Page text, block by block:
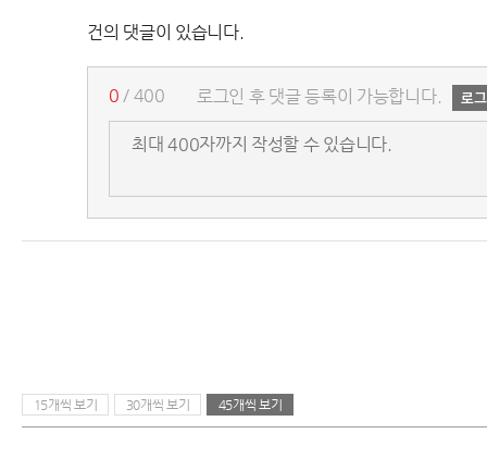
건의 댓글이 있습니다.
로그인 후 댓글 등록이 가능합니다.
0 / 400
15개씩 보기 30개씩 보기 45개씩 보기